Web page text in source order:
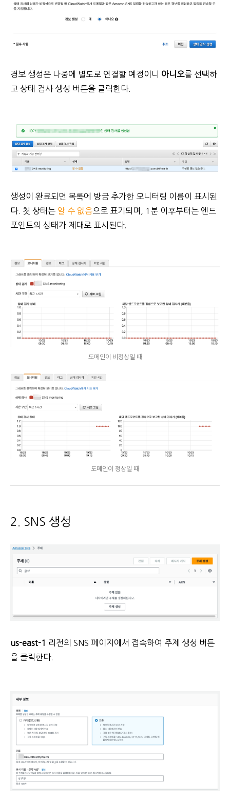
경보 생성은 나중에 별도로 연결할 예정이니 아니오를 선택하
고 상태 검사 생성 버튼을 클릭한다.
생성이 완료되면 목록에 방금 추가한 모니터링 이름이 표시된
다. 첫 상태는 알 수 없음으로 표기되며, 1분 이후부터는 엔드
포인트의 상태가 제대로 표시된다.
도메인이 비정상일 때
도메인이 정상일 때
2. SNS 생성
us-east-1
리전의 SNS 페이지에서 접속하여 주제 생성 버튼
을 클릭한다.